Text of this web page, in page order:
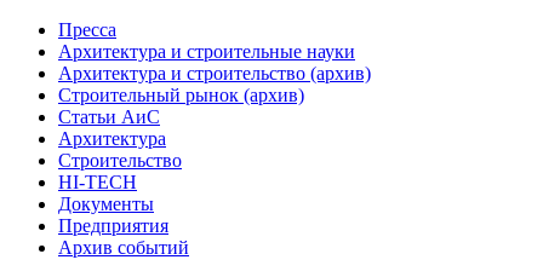
Пресса
Архитектура и строительные науки
Архитектура и строительство (архив)
Строительный рынок (архив)
Статьи АиС
Архитектура
Строительство
HI-TECH
Документы
Предприятия
Архив событий